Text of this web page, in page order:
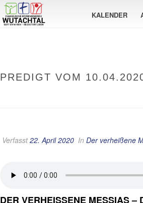
KALENDER
PREDIGT VOM
Verfasst22. April 2020 In Der verheißene
DER VERHEISSENE MESSIAS